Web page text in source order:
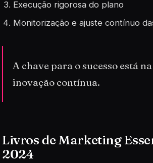
Execução rigorosa do plano
Monitorização e ajuste contínuo
A chave para o sucesso está
inovação contínua.
Livros de Marketing
2024